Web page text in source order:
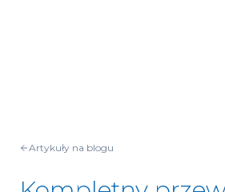
Artykuły na blogu